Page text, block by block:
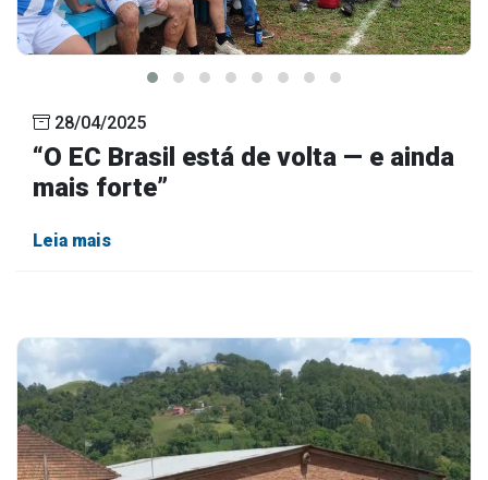
28/04/2025
“O EC Brasil está de volta — e ainda
mais forte”
Leia mais